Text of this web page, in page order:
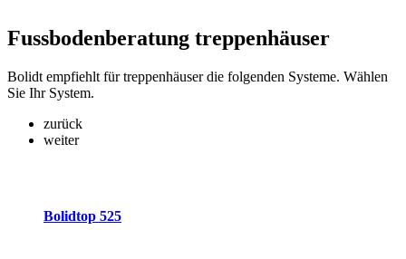
Fussbodenberatung treppenhäuser
Bolidt empfiehlt für treppenhäuser die folgenden Systeme. Wählen
Sie Ihr System.
zurück
weiter
Bolidtop 525